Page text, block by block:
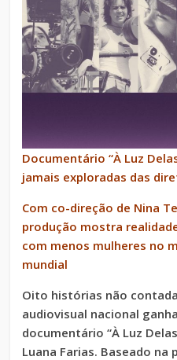
Documentário “À Luz
jamais exploradas das
Com co-direção de Nina
produção mostra
com menos mulheres no
mundial
Oito histórias não
audiovisual nacional
documentário “À Luz
Luana Farias. Baseado na